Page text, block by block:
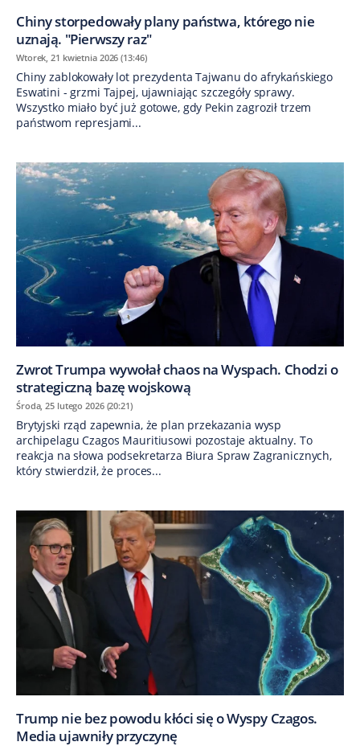
Chiny storpedowały plany państwa, którego nie
uznają. "Pierwszy raz"
Wtorek, 21 kwietnia 2026 (13:46)
Chiny zablokowały lot prezydenta Tajwanu do afrykańskiego
Eswatini - grzmi Tajpej, ujawniając szczegóły sprawy.
Wszystko miało być już gotowe, gdy Pekin zagroził trzem
państwom represjami...
Zwrot Trumpa wywołał chaos na Wyspach. Chodzi o
strategiczną bazę wojskową
Środa, 25 lutego 2026 (20:21)
Brytyjski rząd zapewnia, że plan przekazania wysp
archipelagu Czagos Mauritiusowi pozostaje aktualny. To
reakcja na słowa podsekretarza Biura Spraw Zagranicznych,
który stwierdził, że proces...
Trump nie bez powodu kłóci się o Wyspy Czagos.
Media ujawniły przyczynę